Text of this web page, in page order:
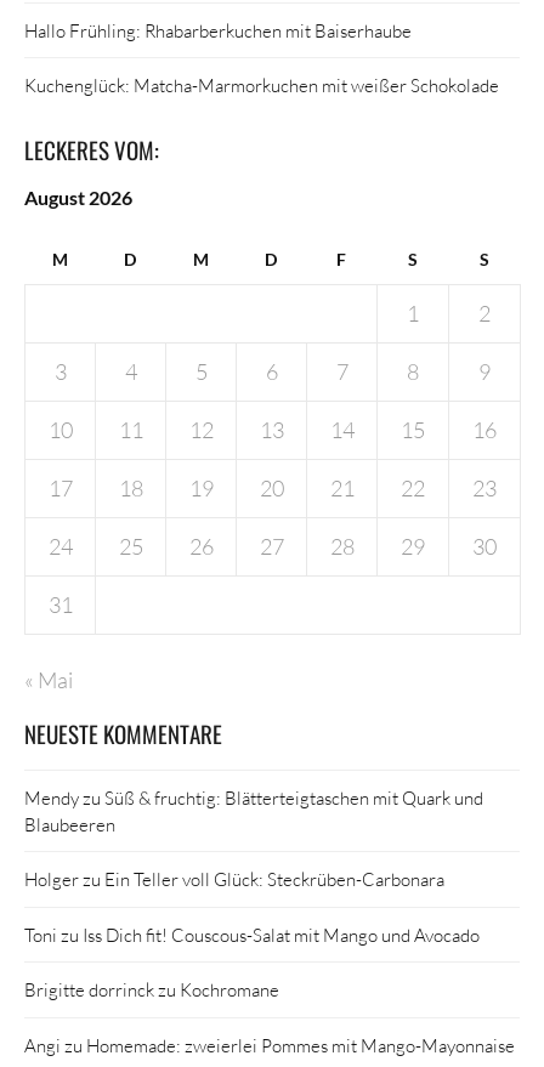
Hallo Frühling: Rhabarberkuchen mit Baiserhaube
Kuchenglück: Matcha-Marmorkuchen mit weißer Schokolade
LECKERES VOM:
August 2026
M D M D F S S
1 2
3 4 5 6 7 8 9
10 11 12 13 14 15 16
17 18 19 20 21 22 23
24 25 26 27 28 29 30
31
« Mai
NEUESTE KOMMENTARE
Mendyzu Süß & fruchtig: Blätterteigtaschen mit Quark und
Blaubeeren
Holgerzu Ein Teller voll Glück: Steckrüben-Carbonara
Toni zu Iss Dich fit! Couscous-Salat mit Mango und Avocado
Brigitte dorrinckzu Kochromane
Angi zu Homemade: zweierlei Pommes mit Mango-Mayonnaise